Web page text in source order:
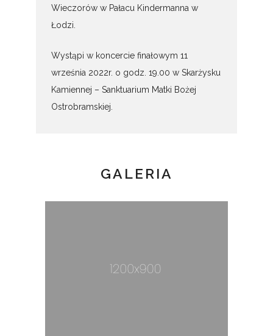
Wieczorów w Pałacu Kindermanna w
Łodzi.
Wystąpi w koncercie finałowym 11
września 2022r. o godz. 19.00 w Skarżysku
Kamiennej – Sanktuarium Matki Bożej
Ostrobramskiej.
GALERIA